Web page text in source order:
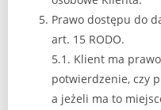
Prawo dostępu do
art. 15 RODO.
5.1. Klient ma
potwierdzenie, czy
a jeżeli ma to